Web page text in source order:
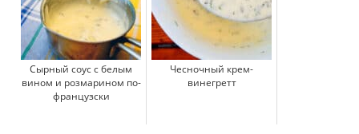
Сырный соус с белым
вином и розмарином по-
французски
Чесночный крем-
винегретт